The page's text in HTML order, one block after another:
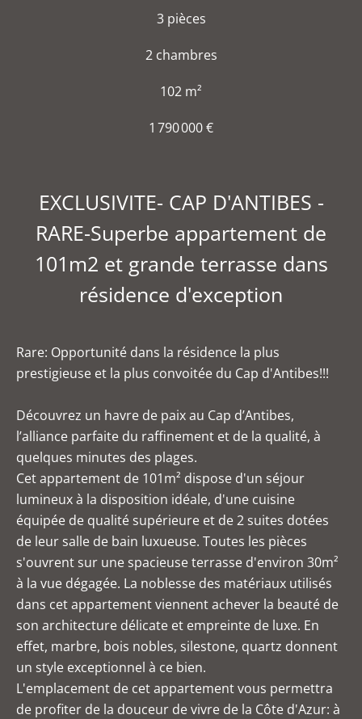
3 pièces
2 chambres
102 m²
1 790 000 €
EXCLUSIVITE- CAP D'ANTIBES -
RARE-Superbe appartement de
101m2 et grande terrasse dans
résidence d'exception
Rare: Opportunité dans la résidence la plus
prestigieuse et la plus convoitée du Cap d'Antibes!!!
Découvrez un havre de paix au Cap d’Antibes,
l’alliance parfaite du raffinement et de la qualité, à
quelques minutes des plages.
Cet appartement de 101m² dispose d'un séjour
lumineux à la disposition idéale, d'une cuisine
équipée de qualité supérieure et de 2 suites dotées
de leur salle de bain luxueuse. Toutes les pièces
s'ouvrent sur une spacieuse terrasse d'environ 30m²
à la vue dégagée. La noblesse des matériaux utilisés
dans cet appartement viennent achever la beauté de
son architecture délicate et empreinte de luxe. En
effet, marbre, bois nobles, silestone, quartz donnent
un style exceptionnel à ce bien.
L'emplacement de cet appartement vous permettra
de profiter de la douceur de vivre de la Côte d'Azur: à